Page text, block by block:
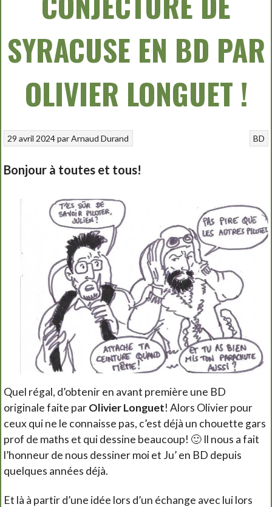
SYRACUSE EN BD PAR
OLIVIER LONGUET !
BD
29 avril 2024parArnaud Durand
Bonjour à toutes et tous!
Quel régal, d’obtenir en avant première une BD
originale faite parOlivier Longuet! Alors Olivier pour
ceux qui ne le connaisse pas, c’est déjà un chouette gars
prof de maths et qui dessine beaucoup! 🙂 Il nous a fait
l’honneur de nous dessiner moi et Ju’ en BD depuis
quelques années déjà.
Et là à partir d’une idée lors d’un échange avec lui lors